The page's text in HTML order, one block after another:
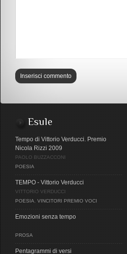
Esule
Tempo di Vittorio Verducci. Premio
Nicola Rizzi 2009
PAOLO BUZZACCONI
POESIA
TEMPO - Vittorio Verducci
VITTORIO VERDUCCI
POESIA
VINCITORI PREMIO VOCI
Emozioni senza tempo
PROSA
Pentagrammi di versi